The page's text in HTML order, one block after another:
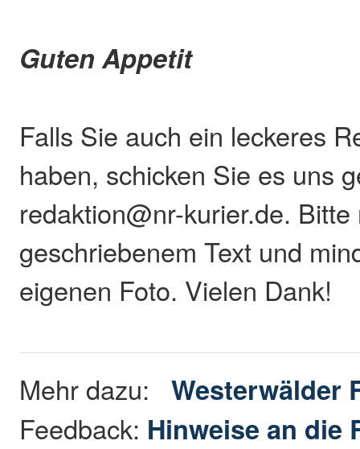
Guten Appetit
Falls Sie auch ein leckeres
haben, schicken Sie es uns
redaktion@nr-kurier.de.
geschriebenem Text und
eigenen Foto. Vielen Dank!
Mehr dazu:Westerwälder
Feedback: Hinweise an die